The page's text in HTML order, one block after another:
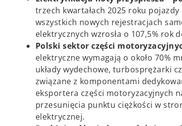
trzech kwartałach 2025 roku
wszystkich nowych rejestracjach
elektrycznych wzrosła o 107,5% rok
Polski sektor części
elektryczne wymagają o około 70%
układy wydechowe, turbosprężarki
związane z komponentami
eksportera części motoryzacyjnych
przesunięcia punktu ciężkości w
elektrycznej.